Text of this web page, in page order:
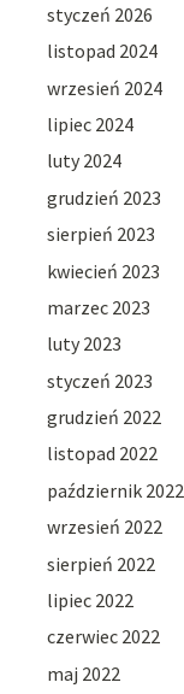
styczeń 2026
listopad 2024
wrzesień 2024
lipiec 2024
luty 2024
grudzień 2023
sierpień 2023
kwiecień 2023
marzec 2023
luty 2023
styczeń 2023
grudzień 2022
listopad 2022
październik 2022
wrzesień 2022
sierpień 2022
lipiec 2022
czerwiec 2022
maj 2022